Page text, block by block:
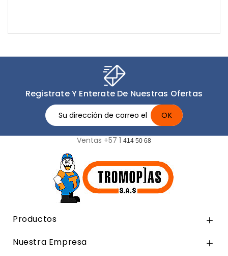
Registrate Y Enterate De Nuestras Ofertas
Ventas +57 1 414 50 68
Productos 
Nuestra Empresa 